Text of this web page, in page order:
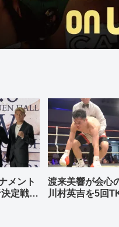
メント
定戦兼
渡来美響が会心
川村英吉を5回